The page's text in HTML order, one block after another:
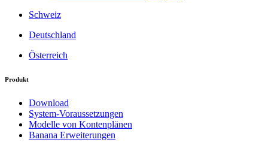
Schweiz
Deutschland
Österreich
Produkt
Download
System-Voraussetzungen
Modelle von Kontenplänen
Banana Erweiterungen